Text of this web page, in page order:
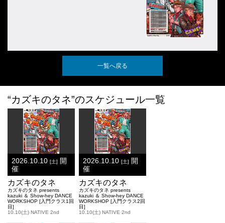
一覧へ戻る
“カズキのタネ”のスケジュール一覧
2026.10.10 [土] 開
催
カズキのタネ
カズキのタネ presents
kazuki ＆ Show-hey DANCE
WORKSHOP [入門クラス1回
目]
10.10(土) NATIVE 2nd
2026.10.10 [土] 開
催
カズキのタネ
カズキのタネ presents
kazuki ＆ Show-hey DANCE
WORKSHOP [入門クラス2回
目]
10.10(土) NATIVE 2nd